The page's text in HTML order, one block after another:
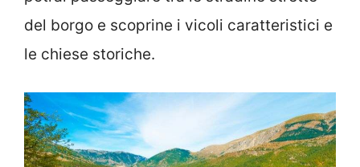
del borgo e scoprine i vicoli caratteristici e
le chiese storiche.